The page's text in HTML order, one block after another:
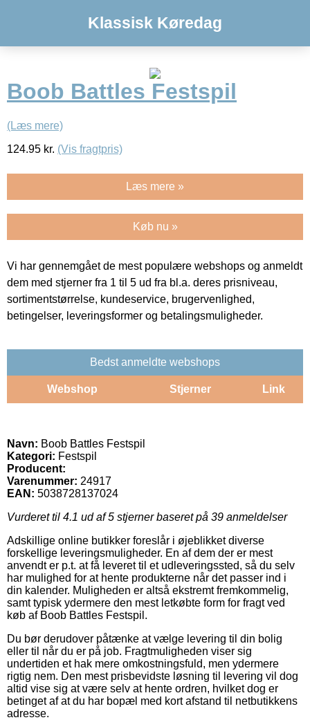
Klassisk Køredag
Boob Battles Festspil
(Læs mere)
124.95 kr. (Vis fragtpris)
Læs mere »
Køb nu »
Vi har gennemgået de mest populære webshops og anmeldt
dem med stjerner fra 1 til 5 ud fra bl.a. deres prisniveau,
sortimentstørrelse, kundeservice, brugervenlighed,
betingelser, leveringsformer og betalingsmuligheder.
Bedst anmeldte webshops
Webshop Stjerner Link
Navn: Boob Battles Festspil
Kategori: Festspil
Producent:
Varenummer: 24917
EAN: 5038728137024
Vurderet til 4.1 ud af 5 stjerner baseret på 39 anmeldelser
Adskillige online butikker foreslår i øjeblikket diverse
forskellige leveringsmuligheder. En af dem der er mest
anvendt er p.t. at få leveret til et udleveringssted, så du selv
har mulighed for at hente produkterne når det passer ind i
din kalender. Muligheden er altså ekstremt fremkommelig,
samt typisk ydermere den mest letkøbte form for fragt ved
køb af Boob Battles Festspil.
Du bør derudover påtænke at vælge levering til din bolig
eller til når du er på job. Fragtmuligheden viser sig
undertiden et hak mere omkostningsfuld, men ydermere
rigtig nem. Den mest prisbevidste løsning til levering vil dog
altid vise sig at være selv at hente ordren, hvilket dog er
betinget af at du har bopæl med kort afstand til netbutikkens
adresse.